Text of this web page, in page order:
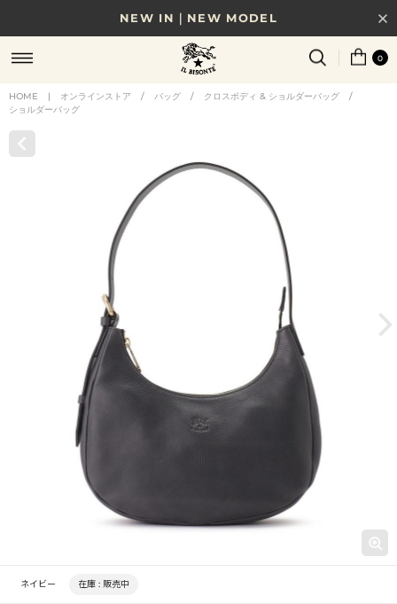
NEW IN｜NEW MODEL
8/17(月)10時まで｜税込11,000円以上で送料無料
贈る相手やシーンから選べる、新しいギフトガイド
0
HOME | オンラインストア / バッグ / クロスボディ & ショルダーバッグ
/
ショルダーバッグ
ネイビー 在庫 : 販売中